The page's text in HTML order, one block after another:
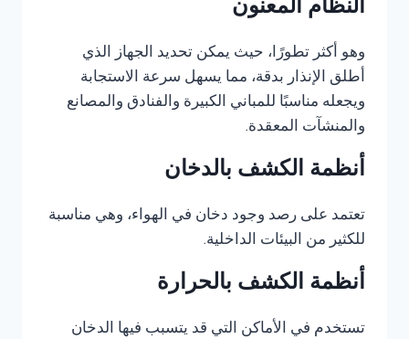
النظام المعنون
وهو أكثر تطورًا، حيث يمكن تحديد الجهاز الذي
أطلق الإنذار بدقة، مما يسهل سرعة الاستجابة
ويجعله مناسبًا للمباني الكبيرة والفنادق والمصانع
والمنشآت المعقدة.
أنظمة الكشف بالدخان
تعتمد على رصد وجود دخان في الهواء، وهي مناسبة
للكثير من البيئات الداخلية.
أنظمة الكشف بالحرارة
تستخدم في الأماكن التي قد يتسبب فيها الدخان